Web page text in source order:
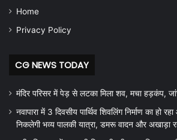
Home
Privacy Policy
CG NEWS TODAY
मंदिर परिसर में पेड़ से लटका मिला शव, मचा हड़कंप,
नवापारा में 3 दिवसीय पार्थिव शिवलिंग निर्माण का हो
निकलेगी भव्य पालकी यात्रा, डमरू वादन और अखाड़ा